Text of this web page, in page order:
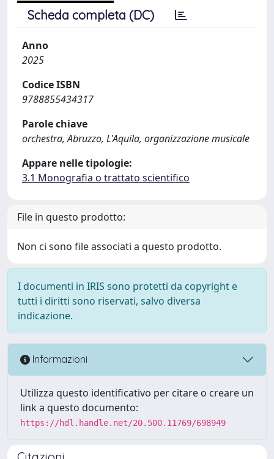
Scheda completa (DC)
Anno
2025
Codice ISBN
9788855434317
Parole chiave
orchestra, Abruzzo, L'Aquila, organizzazione musicale
Appare nelle tipologie:
3.1 Monografia o trattato scientifico
File in questo prodotto:
Non ci sono file associati a questo prodotto.
I documenti in IRIS sono protetti da copyright e
tutti i diritti sono riservati, salvo diversa
indicazione.
Informazioni
Utilizza questo identificativo per citare o creare un
link a questo documento:
https://hdl.handle.net/20.500.11769/698949